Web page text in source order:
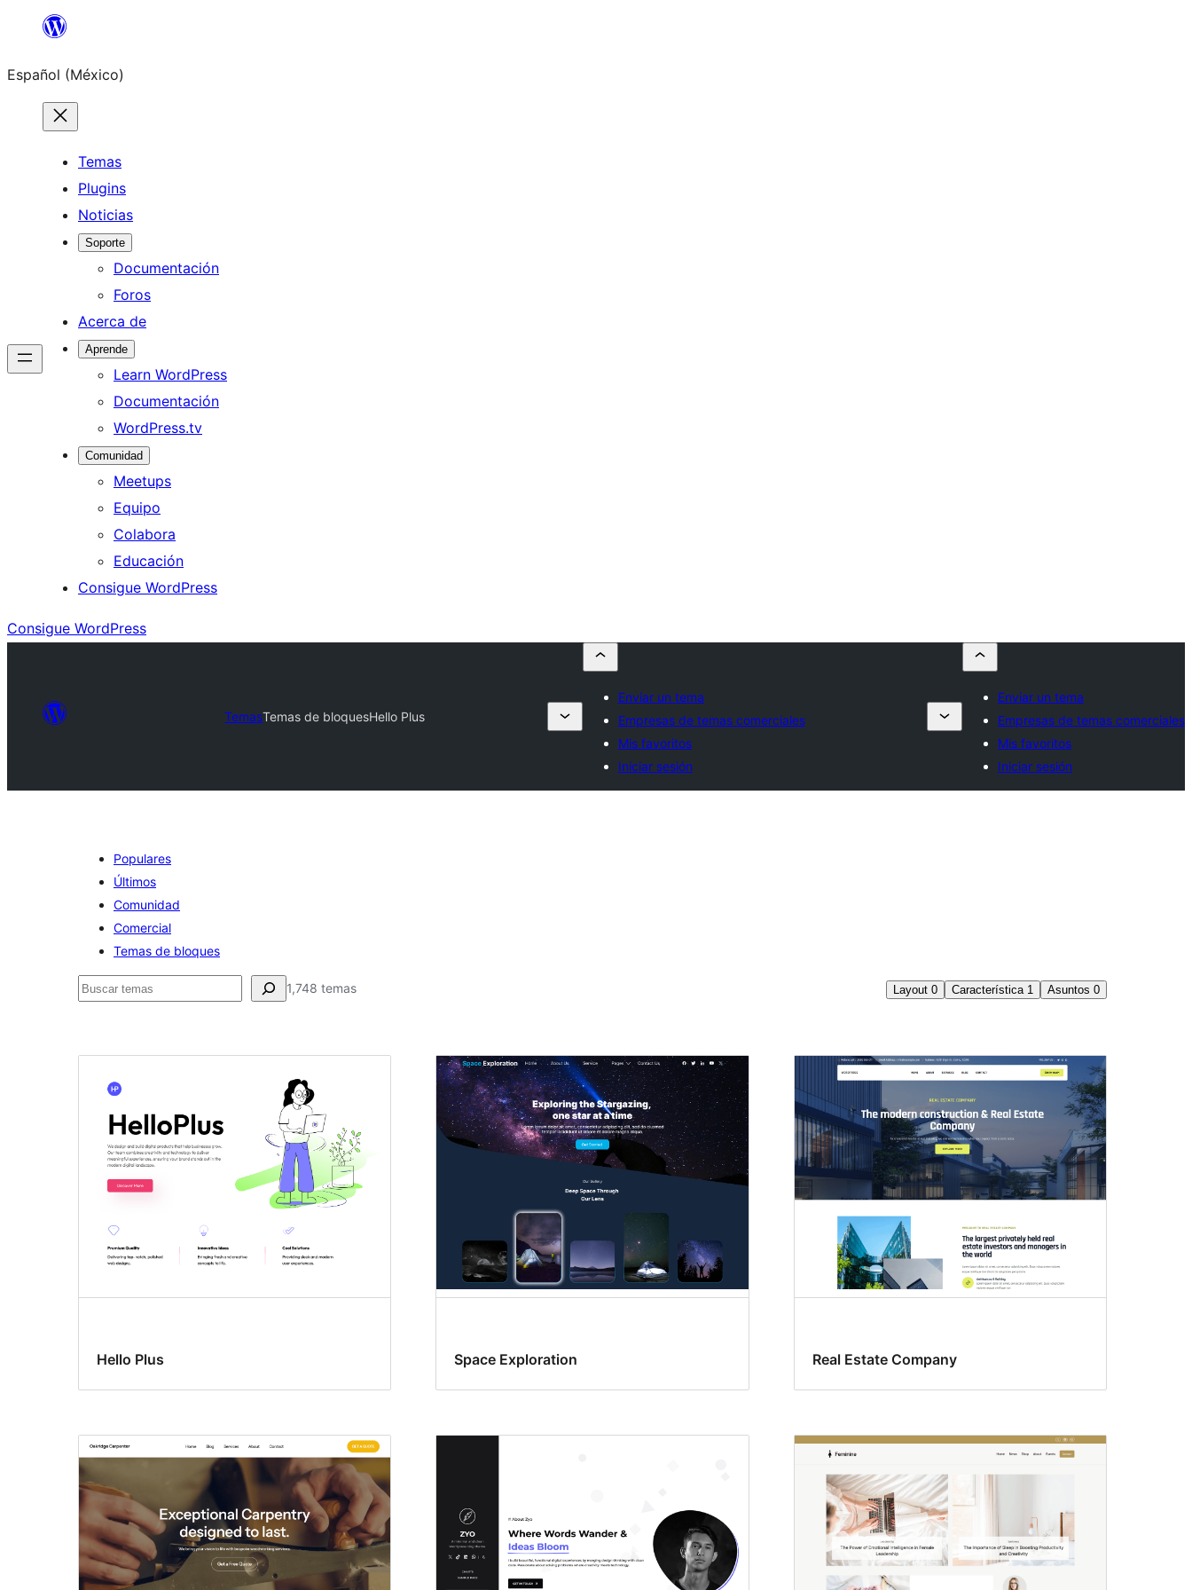
Saltar
contenido
Español (México)
Temas
Plugins
Noticias
Soporte
Documentación
Foros
Acerca de
Aprende
Learn WordPress
Documentación
WordPress.tv
Comunidad
Meetups
Equipo
Colabora
Educación
Consigue WordPress
Consigue WordPress
TemasTemas de bloquesHello Plus
Enviar un tema
Empresas de temas comerciales
Mis favoritos
Iniciar sesión
Enviar un tema
Empresas de temas comerciales
Mis favoritos
Iniciar sesión
Populares
Últimos
Comunidad
Comercial
Temas de bloques
Buscar 1,748 temas Layout 0 Característica 1 Asuntos 0
bloques
Hello Plus Space Exploration Real Estate Company